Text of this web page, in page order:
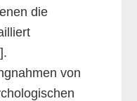
die
von